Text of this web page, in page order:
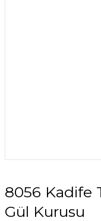
8056 Kadife
Gül Kurusu